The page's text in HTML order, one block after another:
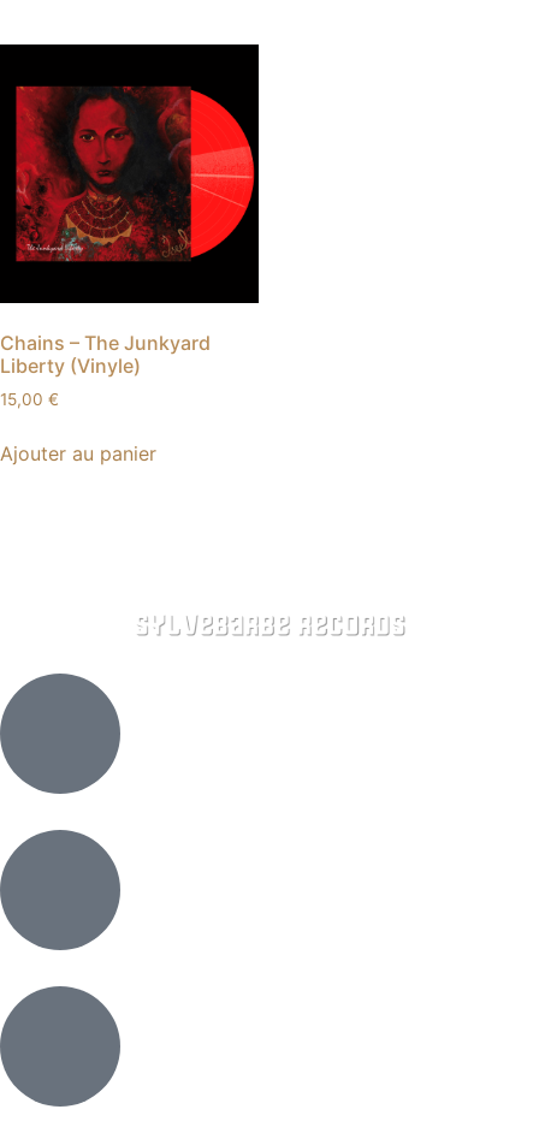
Chains – The Junkyard
Liberty (Vinyle)
15,00 €
Ajouter au panier